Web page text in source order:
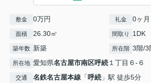
敷金 0万円 礼金 0ヶ月
面積 26.30㎡ 間取り 1DK
築年数 新築 所在階 3階/3
所在地 愛知県名古屋市南区呼続１丁目６-６
交通 名鉄名古屋本線 「呼続 」駅 徒歩5分